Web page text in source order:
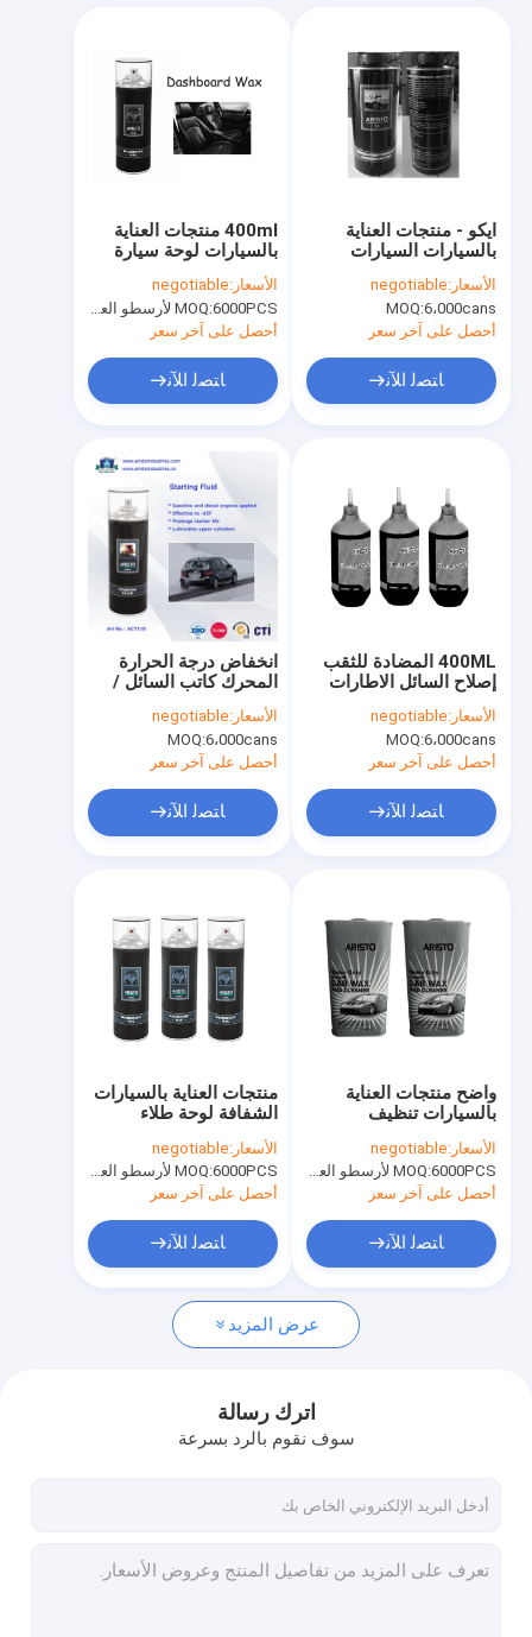
المنتجات
حولنا
جولة في المصنع
News
نسيج رذاذ الطلاء
رذاذ الطلاء على الجدران
زيوت التشحيم الصناعية
وضع علامة على رذاذ الطلاء
الطلاء المياه القائمة
رذاذ تنظيف السيارات
منتجات العناية بالسيارات
400ml منتجات العناية
بالسيارات لوحة سيارة
البولندية متعددة العطر
قمرة القيادة تألق رذاذ
الأسعار:negotiable
MOQ:6000PCS لأرسطو العلامة التجارية، 15000pcs عن العلامة التجارية للعملاء
أحصل على آخر سعر
ﺎﺘﺼﻟ ﺍﻶﻧ
ايكو - منتجات العناية
بالسيارات السيارات
الودية المطاطية
وندركواتينغ بخاخ الهباء
الأسعار:negotiable
MOQ:6،000cans
أحصل على آخر سعر
ﺎﺘﺼﻟ ﺍﻶﻧ
انخفاض درجة الحرارة
المحرك كاتب السائل /
سريعة انطلاق السوائل
رذاذ منتجات العناية
بالسيارات
الأسعار:negotiable
MOQ:6،000cans
أحصل على آخر سعر
ﺎﺘﺼﻟ ﺍﻶﻧ
400ML المضادة للثقب
إصلاح السائل الاطارات
تسرب رذاذ لقطع غيار
السيارات للماء ومكافحة
الصدأ
الأسعار:negotiable
MOQ:6،000cans
أحصل على آخر سعر
ﺎﺘﺼﻟ ﺍﻶﻧ
منتجات العناية بالسيارات
الشفافة لوحة طلاء
قمرة القيادة 400 مل
الأسعار:negotiable
MOQ:6000PCS لأرسطو العلامة التجارية، 15000pcs عن العلامة التجارية للعملاء
أحصل على آخر سعر
ﺎﺘﺼﻟ ﺍﻶﻧ
واضح منتجات العناية
بالسيارات تنظيف
سيليكون الشمع بخاخ
473ml / تين
الأسعار:negotiable
MOQ:6000PCS لأرسطو العلامة التجارية، 15000pcs عن العلامة التجارية للعملاء
أحصل على آخر سعر
ﺎﺘﺼﻟ ﺍﻶﻧ
عرض المزيد
اترك رسالة
سوف نقوم بالرد بسرعة